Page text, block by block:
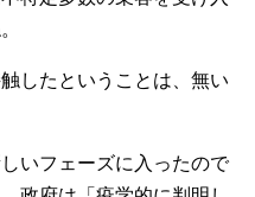
したということは、無い
いフェーズに入ったので